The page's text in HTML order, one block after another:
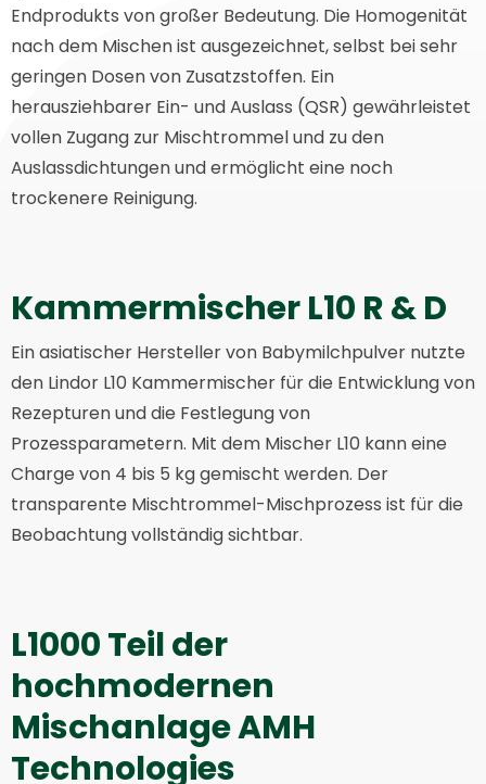
Endprodukts von großer Bedeutung. Die Homogenität
nach dem Mischen ist ausgezeichnet, selbst bei sehr
geringen Dosen von Zusatzstoffen. Ein
herausziehbarer Ein- und Auslass (QSR) gewährleistet
vollen Zugang zur Mischtrommel und zu den
Auslassdichtungen und ermöglicht eine noch
trockenere Reinigung.
Kammermischer L10 R & D
Ein asiatischer Hersteller von Babymilchpulver nutzte
den Lindor L10 Kammermischer für die Entwicklung von
Rezepturen und die Festlegung von
Prozessparametern. Mit dem Mischer L10 kann eine
Charge von 4 bis 5 kg gemischt werden. Der
transparente Mischtrommel-Mischprozess ist für die
Beobachtung vollständig sichtbar.
L1000 Teil der
hochmodernen
Mischanlage AMH
Technologies